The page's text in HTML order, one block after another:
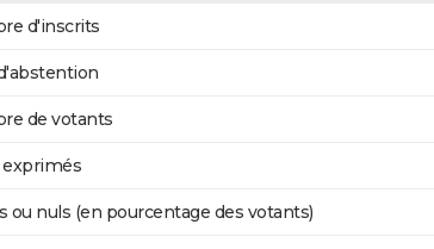
d'inscrits
de votants
exprimés
ou nuls (en pourcentage des votants)